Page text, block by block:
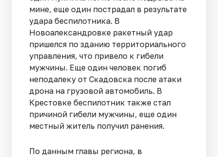
мине, еще один пострадал в результате
удара беспилотника. В
Новоалександровке ракетный удар
пришелся по зданию территориального
управления, что привело к гибели
мужчины. Еще один человек погиб
неподалеку от Скадовска после атаки
дрона на грузовой автомобиль. В
Крестовке беспилотник также стал
причиной гибели мужчины, еще один
местный житель получил ранения.
По данным главы региона, в